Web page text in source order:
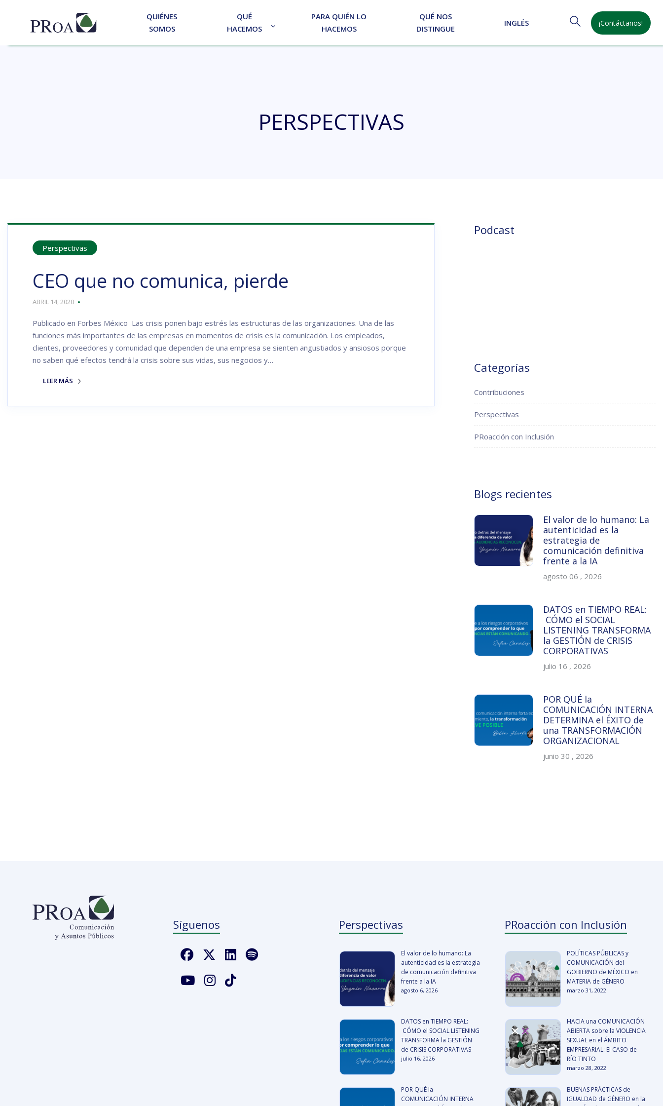
QUIÉNES
SOMOS
QUÉ
HACEMOS
PARA QUIÉN LO
HACEMOS
QUÉ NOS
DISTINGUE
INGLÉS ¡Contáctanos!
PERSPECTIVAS
Perspectivas
CEO que no comunica, pierde
ABRIL 14, 2020
Publicado en Forbes México Las crisis ponen bajo estrés las estructuras de las organizaciones. Una de las
funciones más importantes de las empresas en momentos de crisis es la comunicación. Los empleados,
clientes, proveedores y comunidad que dependen de una empresa se sienten angustiados y ansiosos porque
no saben qué efectos tendrá la crisis sobre sus vidas, sus negocios y…
LEER MÁS
Podcast
Categorías
Contribuciones
Perspectivas
PRoacción con Inclusión
Blogs recientes
El valor de lo humano: La
autenticidad es la
estrategia de
comunicación definitiva
frente a la IA
agosto 06 , 2026
DATOS en TIEMPO REAL:
CÓMO el SOCIAL
LISTENING TRANSFORMA
la GESTIÓN de CRISIS
CORPORATIVAS
julio 16 , 2026
POR QUÉ la
COMUNICACIÓN INTERNA
DETERMINA el ÉXITO de
una TRANSFORMACIÓN
ORGANIZACIONAL
junio 30 , 2026
Síguenos Perspectivas
El valor de lo humano: La
autenticidad es la estrategia
de comunicación definitiva
frente a la IA
agosto 6, 2026
DATOS en TIEMPO REAL:
CÓMO el SOCIAL LISTENING
TRANSFORMA la GESTIÓN
de CRISIS CORPORATIVAS
julio 16, 2026
POR QUÉ la
COMUNICACIÓN INTERNA
PRoacción con Inclusión
POLÍTICAS PÚBLICAS y
COMUNICACIÓN del
GOBIERNO de MÉXICO en
MATERIA de GÉNERO
marzo 31, 2022
HACIA una COMUNICACIÓN
ABIERTA sobre la VIOLENCIA
SEXUAL en el ÁMBITO
EMPRESARIAL: El CASO de
RÍO TINTO
marzo 28, 2022
BUENAS PRÁCTICAS de
IGUALDAD de GÉNERO en la